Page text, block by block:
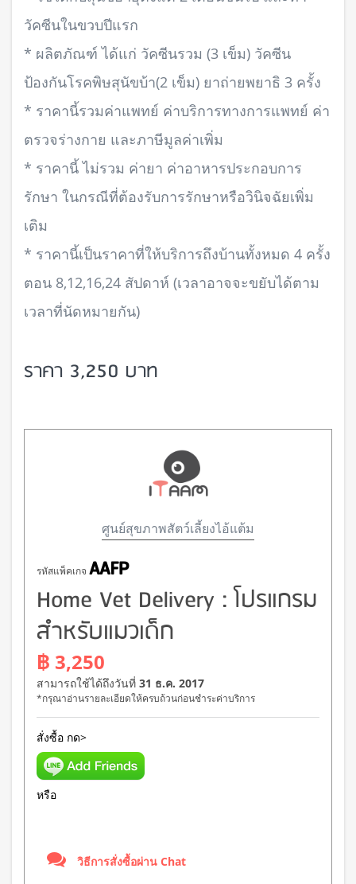
วัคซีนในขวบปีแรก
* ผลิตภัณฑ์ ได้แก่ วัคซีนรวม (3 เข็ม) วัคซีน
ป้องกันโรคพิษสุนัขบ้า(2 เข็ม) ยาถ่ายพยาธิ 3 ครั้ง
* ราคานี้รวมค่าแพทย์ ค่าบริการทางการแพทย์ ค่า
ตรวจร่างกาย และภาษีมูลค่าเพิ่ม
* ราคานี้ ไม่รวม ค่ายา ค่าอาหารประกอบการ
รักษา ในกรณีที่ต้องรับการรักษาหรือวินิจฉัยเพิ่ม
เติม
* ราคานี้เป็นราคาที่ให้บริการถึงบ้านทั้งหมด 4 ครั้ง
ตอน 8,12,16,24 สัปดาห์ (เวลาอาจจะขยับได้ตาม
เวลาที่นัดหมายกัน)
ราคา 3,250 บาท
ศูนย์สุขภาพสัตว์เลี้ยงไอ้แต้ม
รหัสแพ็คเกจ AAFP
Home Vet Delivery : โปรแกรม
สำหรับแมวเด็ก
฿ 3,250
สามารถใช้ได้ถึงวันที่ 31 ธ.ค. 2017
*กรุณาอ่านรายละเอียดให้ครบถ้วนก่อนชำระค่าบริการ
สั่งซื้อ กด>
หรือ
วิธีการสั่งซื้อผ่าน Chat